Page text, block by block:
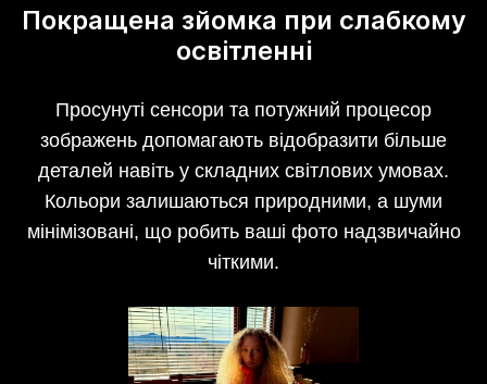
Покращена зйомка при слабкому
освітленні
Просунуті сенсори та потужний процесор
зображень допомагають відобразити більше
деталей навіть у складних світлових умовах.
Кольори залишаються природними, а шуми
мінімізовані, що робить ваші фото надзвичайно
чіткими.